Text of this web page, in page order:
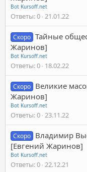
Bot Kursoff.net
Ответы 0 21.01.22
Скоро Тайные
Жаринов]
Bot Kursoff.net
Ответы 0 18.02.22
Скоро Великие
Жаринов]
Bot Kursoff.net
Ответы 0 23.11.22
Скоро Владимир
[Евгений Жаринов]
Bot Kursoff.net
Ответы 0 22.12.21